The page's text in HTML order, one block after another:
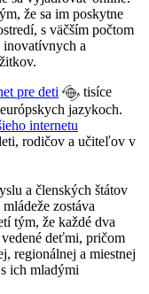
že sa im poskytne
s väčším počtom
a
pre deti
tisíce
jazykoch.
internetu
rodičov a učiteľov v
a členských štátov
zostáva
tým, že každé dva
deťmi, pričom
regionálnej a miestnej
ich mladými